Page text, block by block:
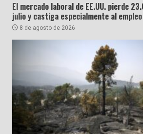
El mercado laboral de EE.UU. pierde
julio y castiga especialmente al
8 de agosto de 2026